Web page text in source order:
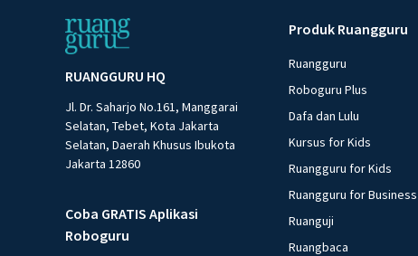
RUANGGURU HQ
Jl. Dr. Saharjo No.161, Manggarai
Selatan, Tebet, Kota Jakarta
Selatan, Daerah Khusus Ibukota
Jakarta 12860
Coba GRATIS Aplikasi
Roboguru
Produk Ruangguru
Ruangguru
Roboguru Plus
Dafa dan Lulu
Kursus for Kids
Ruangguru for Kids
Ruangguru for Business
Ruanguji
Ruangbaca